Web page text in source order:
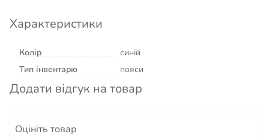
Характеристики
Колір
синій
Тип інвентарю
пояси
Додати відгук на товар
Оцініть товар